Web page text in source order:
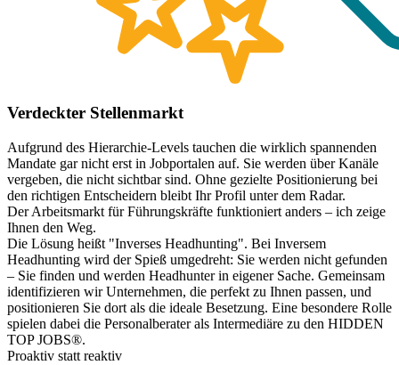
Verdeckter Stellenmarkt
Aufgrund des Hierarchie-Levels tauchen die wirklich spannenden
Mandate gar nicht erst in Jobportalen auf. Sie werden über Kanäle
vergeben, die nicht sichtbar sind. Ohne gezielte Positionierung bei
den richtigen Entscheidern bleibt Ihr Profil unter dem Radar.
Der Arbeitsmarkt für Führungskräfte funktioniert anders – ich zeige
Ihnen den Weg.
Die Lösung heißt "Inverses Headhunting". Bei Inversem
Headhunting wird der Spieß umgedreht: Sie werden nicht gefunden
– Sie finden und werden Headhunter in eigener Sache. Gemeinsam
identifizieren wir Unternehmen, die perfekt zu Ihnen passen, und
positionieren Sie dort als die ideale Besetzung. Eine besondere Rolle
spielen dabei die Personalberater als Intermediäre zu den HIDDEN
TOP JOBS®.
Proaktiv statt reaktiv